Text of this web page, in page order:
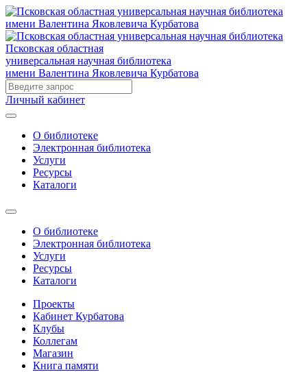
Псковская областная
универсальная научная библиотека
имени Валентина Яковлевича Курбатова
Личный кабинет
О библиотеке
Электронная библиотека
Услуги
Ресурсы
Каталоги
О библиотеке
Электронная библиотека
Услуги
Ресурсы
Каталоги
Проекты
Кабинет Курбатова
Клубы
Коллегам
Магазин
Книга памяти